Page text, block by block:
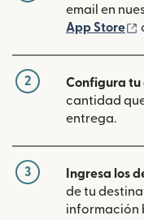
email en
App Store
2 Configura tu
cantidad
entrega.
3 Ingresa los
de tu
información